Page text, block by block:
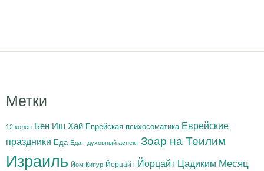
Метки
12 колен Бен Иш Хай Еврейская психосоматика Еврейские
праздники Еда Еда - духовный аспект Зоар на Теилим
Израиль Йом Кипур Йорцайт Йорцайт Цадиким Месяц